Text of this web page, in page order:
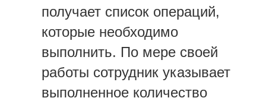
получает список операций,
которые необходимо
выполнить. По мере своей
работы сотрудник указывает
выполненное количество